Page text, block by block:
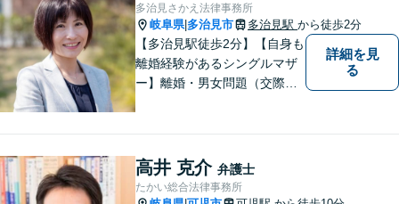
多治見さかえ法律事務所
岐阜県| 多治見市 多治見駅 から徒歩2分
【多治見駅徒歩2分】【自身も
離婚経験があるシングルマザ
ー】離婚・男女問題（交際ト
ご提案いたします。【夫婦カ
ウンセラーの資格あり】
詳細を見
る
高井 克介 弁護士
たかい総合法律事務所